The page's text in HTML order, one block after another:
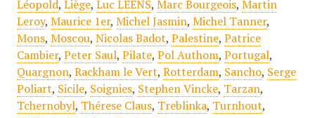
Léopold, Liège, Luc LEENS, Marc Bourgeois, Martin
Leroy, Maurice 1er, Michel Jasmin, Michel Tanner,
Mons, Moscou, Nicolas Badot, Palestine, Patrice
Cambier, Peter Saul, Pilate, Pol Authom, Portugal,
Quargnon, Rackham le Vert, Rotterdam, Sancho, Serge
Poliart, Sicile, Soignies, Stephen Vincke, Tarzan,
Tchernobyl, Thérese Claus, Treblinka, Turnhout,